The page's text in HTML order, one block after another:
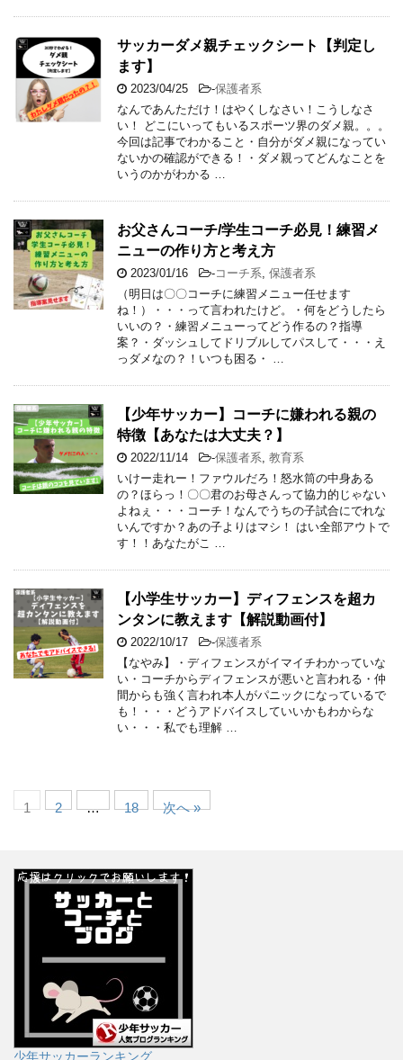
サッカーダメ親チェックシート【判定し
ます】
2023/04/25 -保護者系
なんであんただけ！はやくしなさい！こうしなさ
い！ どこにいってもいるスポーツ界のダメ親。。。
今回は記事でわかること・自分がダメ親になってい
ないかの確認ができる！・ダメ親ってどんなことを
いうのかがわかる …
お父さんコーチ/学生コーチ必見！練習メ
ニューの作り方と考え方
2023/01/16 -コーチ系 保護者系
（明日は〇〇コーチに練習メニュー任せます
ね！）・・・って言われたけど。・何をどうしたら
いいの？・練習メニューってどう作るの？指導
案？・ダッシュしてドリブルしてパスして・・・え
っダメなの？！いつも困る・ …
【少年サッカー】コーチに嫌われる親の
特徴【あなたは大丈夫？】
2022/11/14 -保護者系 教育系
いけー走れー！ファウルだろ！怒水筒の中身ある
の？ほらっ！〇〇君のお母さんって協力的じゃない
よねぇ・・・コーチ！なんでうちの子試合にでれな
いんですか？あの子よりはマシ！ はい全部アウトで
す！！あなたがこ …
【小学生サッカー】ディフェンスを超カ
ンタンに教えます【解説動画付】
2022/10/17 -保護者系
【なやみ】・ディフェンスがイマイチわかっていな
い・コーチからディフェンスが悪いと言われる・仲
間からも強く言われ本人がパニックになっているで
も！・・・どうアドバイスしていいかもわからな
い・・・私でも理解 …
1 2 … 18 次へ »
少年サッカーランキング